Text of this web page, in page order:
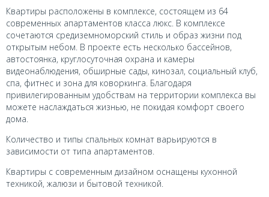
Квартиры расположены в комплексе, состоящем из 64
современных апартаментов класса люкс. В комплексе
сочетаются средиземноморский стиль и образ жизни под
открытым небом. В проекте есть несколько бассейнов,
автостоянка, круглосуточная охрана и камеры
видеонаблюдения, обширные сады, кинозал, социальный клуб,
спа, фитнес и зона для коворкинга. Благодаря
привилегированным удобствам на территории комплекса вы
можете наслаждаться жизнью, не покидая комфорт своего
дома.
Количество и типы спальных комнат варьируются в
зависимости от типа апартаментов.
Квартиры с современным дизайном оснащены кухонной
техникой, жалюзи и бытовой техникой.